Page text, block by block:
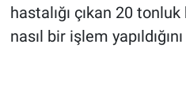
hastalığı çıkan 20
nasıl bir işlem